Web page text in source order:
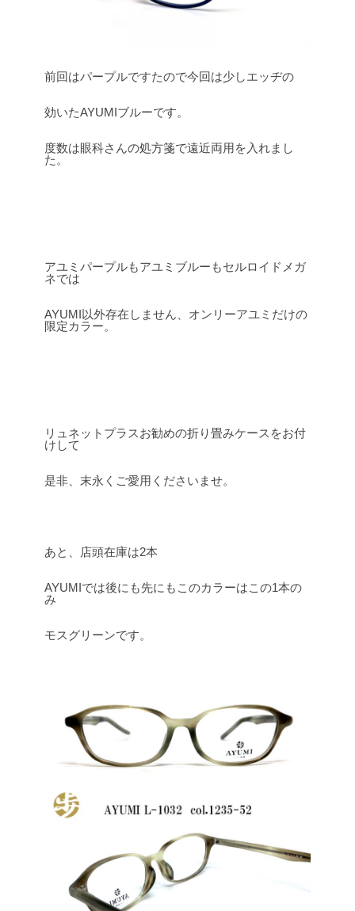
前回はパープルですたので今回は少しエッヂの
効いたAYUMIブルーです。
度数は眼科さんの処方箋で遠近両用を入れまし
た。
アユミパープルもアユミブルーもセルロイドメガ
ネでは
AYUMI以外存在しません、オンリーアユミだけの
限定カラー。
リュネットプラスお勧めの折り畳みケースをお付
けして
是非、末永くご愛用くださいませ。
あと、店頭在庫は2本
AYUMIでは後にも先にもこのカラーはこの1本の
み
モスグリーンです。